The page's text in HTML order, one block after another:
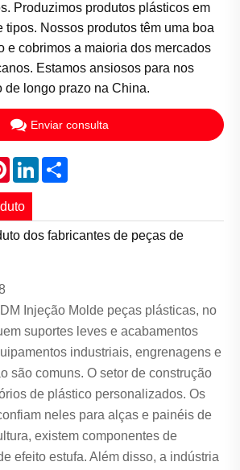
Produzimos produtos plásticos em
tipos. Nossos produtos têm uma boa
e cobrimos a maioria dos mercados
Estamos ansiosos para nos
de longo prazo na China.
Enviar consulta
PinterestLinkedIn
dos fabricantes de peças de
Injeção Molde peças plásticas, no
suportes leves e acabamentos
industriais, engrenagens e
são comuns. O setor de construção
de plástico personalizados. Os
neles para alças e painéis de
existem componentes de
efeito estufa. Além disso, a indústria